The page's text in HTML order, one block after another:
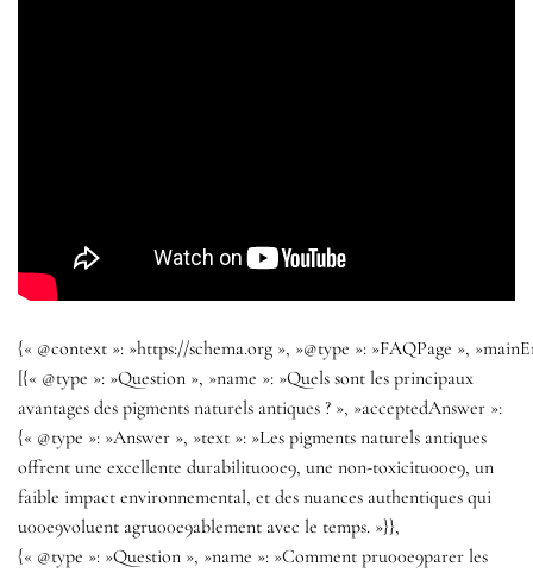
{« @context »: »https://schema.org », »@type »: »FAQPage »,
[{« @type »: »Question », »name »: »Quels sont les principaux
avantages des pigments naturels antiques ? », »acceptedAnswer »:
{« @type »: »Answer », »text »: »Les pigments naturels antiques
offrent une excellente durabilitu00e9, une non-toxicitu00e9, un
faible impact environnemental, et des nuances authentiques qui
u00e9voluent agru00e9ablement avec le temps. »}},
{« @type »: »Question », »name »: »Comment pru00e9parer les